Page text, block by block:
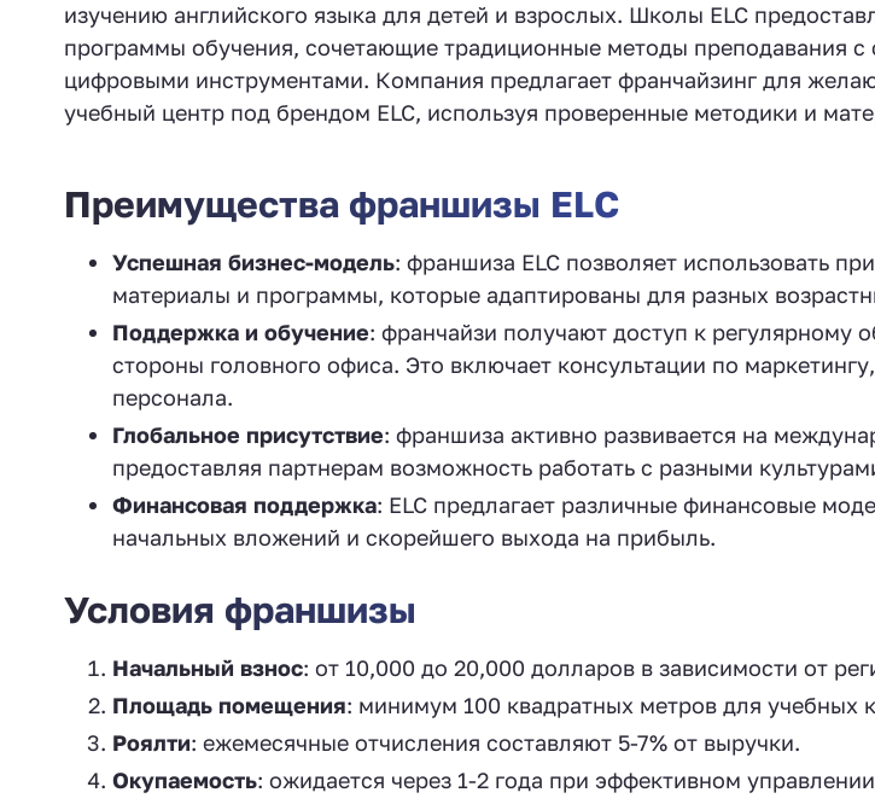
изучению английского языка для детей и взрослых. Школы ELC
программы обучения, сочетающие традиционные методы преподавания
цифровыми инструментами. Компания предлагает франчайзинг для
учебный центр под брендом ELC, используя проверенные методики и
Преимущества франшизы ELC
Успешная бизнес-модель: франшиза ELC позволяет использовать
материалы и программы, которые адаптированы для разных
Поддержка и обучение: франчайзи получают доступ к регулярному
стороны головного офиса. Это включает консультации по
персонала.
Глобальное присутствие: франшиза активно развивается на
предоставляя партнерам возможность работать с разными
Финансовая поддержка: ELC предлагает различные финансовые
начальных вложений и скорейшего выхода на прибыль.
Условия франшизы
Начальный взнос: от 10,000 до 20,000 долларов в зависимости от
Площадь помещения: минимум 100 квадратных метров для учебных
Роялти: ежемесячные отчисления составляют 5-7% от выручки.
Окупаемость: ожидается через 1-2 года при эффективном